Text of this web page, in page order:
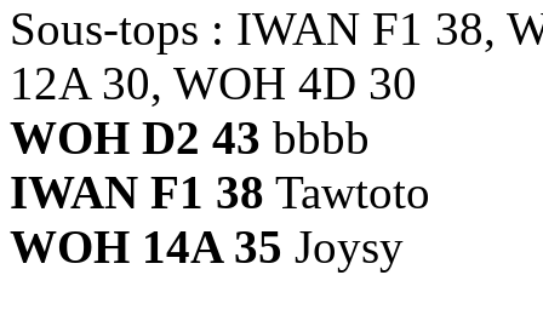
Sous-tops : IWAN F1 38,
12A 30, WOH 4D 30
WOH D2 43 bbbb
IWAN F1 38 Tawtoto
WOH 14A 35 Joysy